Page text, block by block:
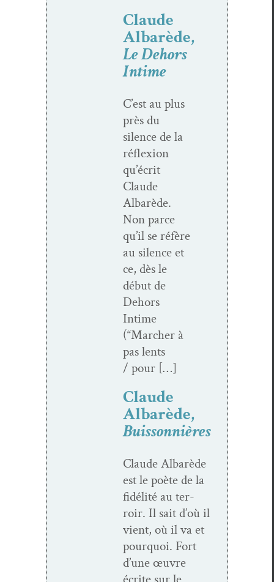
Claude
Albarède,
Le Dehors
Intime
C’est au plus
près du
silence de la
réflex­ion
qu’écrit
Claude
Albarède.
Non parce
qu’il se réfère
au silence et
ce, dès le
début de
Dehors
Intime
(“Marcher à
pas lents
/ pour […]
Claude
Albarède,
Buissonnières
Claude Albarède
est le poète de la
fidél­ité au ter­
roir. Il sait d’où il
vient, où il va et
pourquoi. Fort
d’une œuvre